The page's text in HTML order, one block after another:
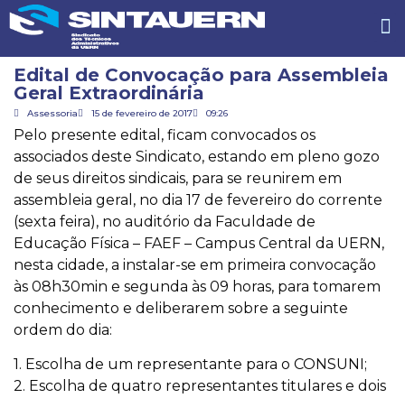
Edital de Convocação para Assembleia
Geral Extraordinária
Assessoria 15 de fevereiro de 2017 09:26
Pelo presente edital, ficam convocados os
associados deste Sindicato, estando em pleno gozo
de seus direitos sindicais, para se reunirem em
assembleia geral, no dia 17 de fevereiro do corrente
(sexta feira), no auditório da Faculdade de
Educação Física – FAEF – Campus Central da UERN,
nesta cidade, a instalar-se em primeira convocação
às 08h30min e segunda às 09 horas, para tomarem
conhecimento e deliberarem sobre a seguinte
ordem do dia:
1. Escolha de um representante para o CONSUNI;
2. Escolha de quatro representantes titulares e dois